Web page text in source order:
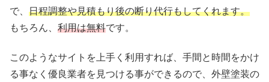
で、 日程調整や見積もり後の断り代行もしてくれます。
もちろん、 利用は無料です。
このようなサイトを上手く利用すれば、手間と時間をかけ
る事なく優良業者を見つける事ができるので、外壁塗装の